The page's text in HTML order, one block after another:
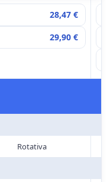
28,47 €
29,90 €
Rotativa